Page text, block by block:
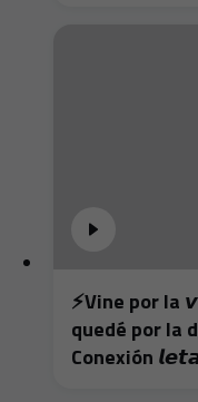
⚡️Vine por la
quedé por la
Conexión